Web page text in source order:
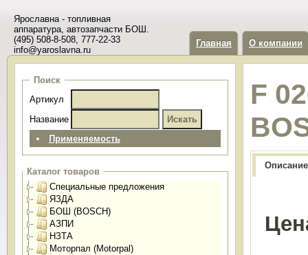
Ярославна - топливная
аппаратура, автозапчасти БОШ.
(495) 508-8-508, 777-22-33
info@yaroslavna.ru
Главная О компании
Поиск
Артикул
Название
Применяемость
Каталог товаров
Специальные предложения
ЯЗДА
БОШ (BOSCH)
АЗПИ
НЗТА
Моторпал (Motorpal)
F
Описание